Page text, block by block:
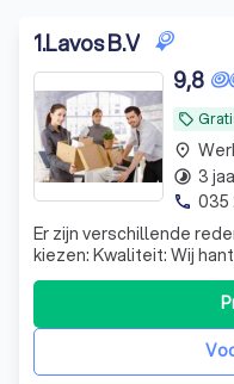
1. Lavos B.V
local_offer
9,8
Er zijn verschillende
kiezen: Kwaliteit: Wij hanteren hoge kwaliteitsnormen en
leveren duurzame
schimmelproblemen.
beschikt over
schimmelbehandeling.
place
timelapse 3
phone 035